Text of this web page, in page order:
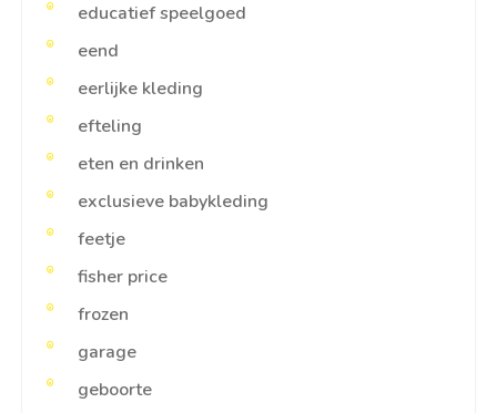
educatief speelgoed
eend
eerlijke kleding
efteling
eten en drinken
exclusieve babykleding
feetje
fisher price
frozen
garage
geboorte